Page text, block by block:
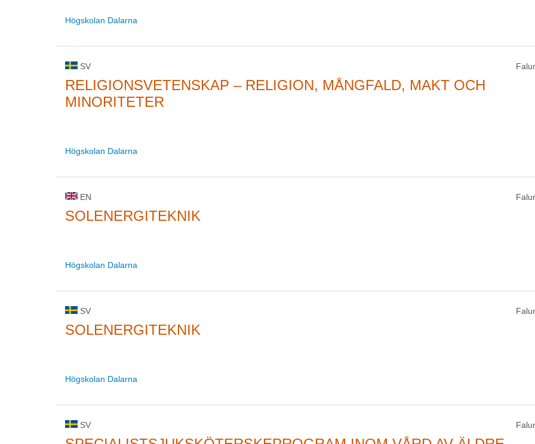
Högskolan Dalarna
SV
RELIGIONSVETENSKAP – RELIGION, MÅNGFALD, MAKT OCH
MINORITETER
Högskolan Dalarna
EN
SOLENERGITEKNIK
Högskolan Dalarna
SV
SOLENERGITEKNIK
Högskolan Dalarna
SV